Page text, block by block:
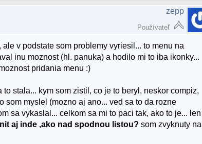
zepp
Používateľ
v podstate som problemy vyriesil... to menu na
inu moznost (hl. panuka) a hodilo mi to iba ikonky...
pridania menu :)
stala... kym som zistil, co je to beryl, neskor compiz,
som myslel (mozno aj ano... ved sa to da rozne
sa vykaslal... celkom sa mi to paci tak, ako to je... len
aj inde ,ako nad spodnou listou? som zvyknuty na